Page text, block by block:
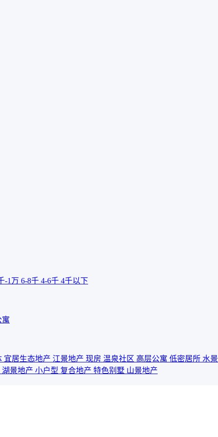
-1万 6-8千 4-6千 4千以下
寓
宜居生态地产 江景地产 现房 温泉社区 高层公寓 低密居所 水
湖景地产 小户型 复合地产 特色别墅 山景地产